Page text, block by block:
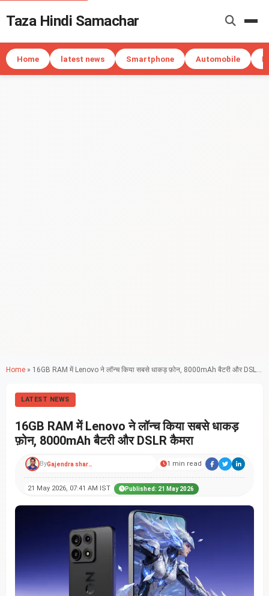
Taza Hindi Samachar
Home latest news Smartphone Automobile
Home » 16GB RAM में Lenovo ने लॉन्च किया सबसे धाकड़ फ़ोन, 8000mAh बैटरी और DSLR कैमरा
LATEST NEWS
16GB RAM में Lenovo ने लॉन्च किया सबसे धाकड़
फ़ोन, 8000mAh बैटरी और DSLR कैमरा
By Gajendra sharma 1 min read
21 May 2026, 07:41 AM IST Published: 21 May 2026